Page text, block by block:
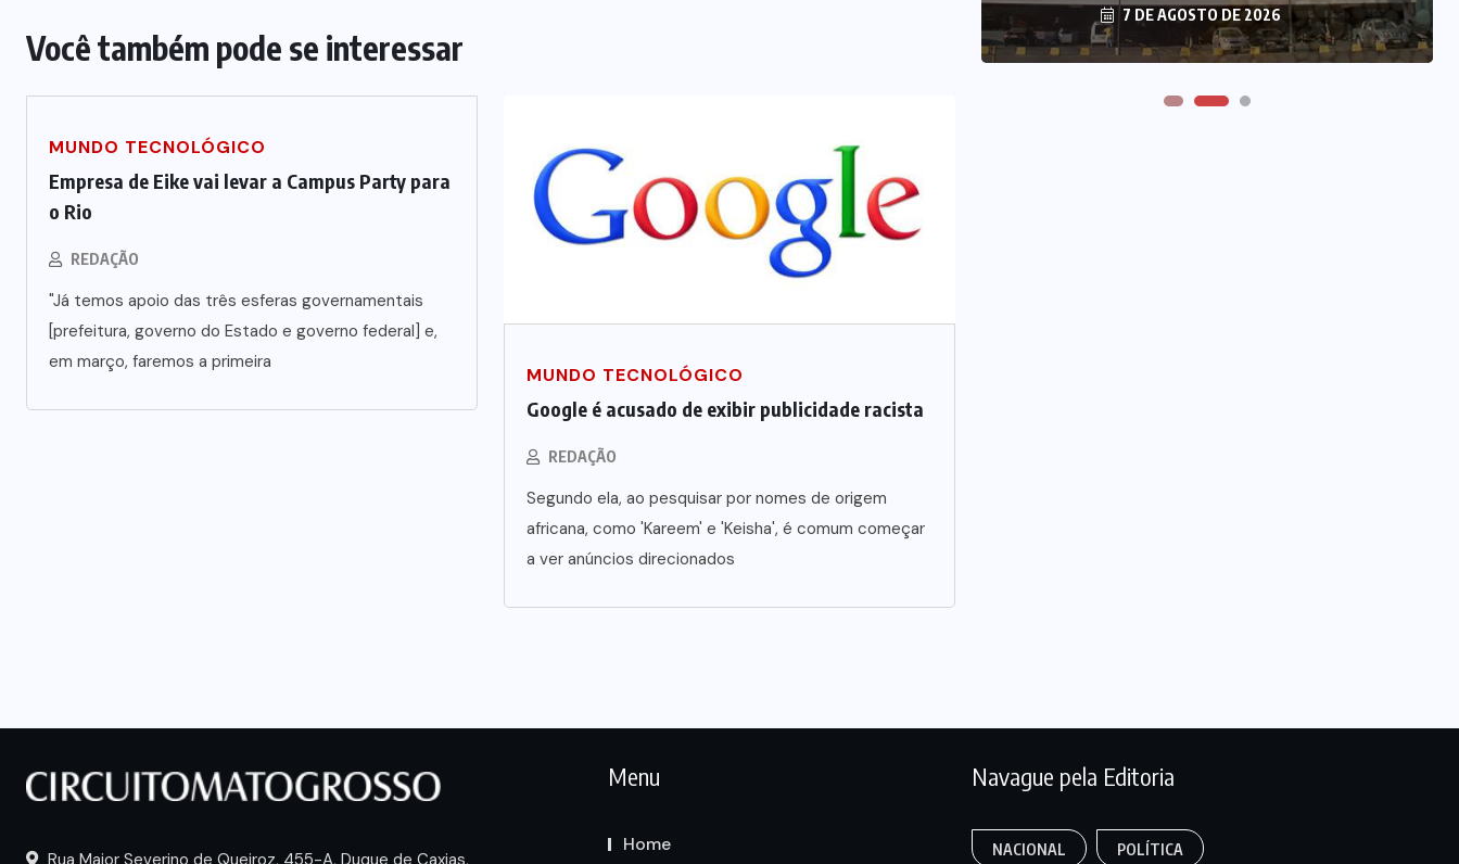
Você também pode se interessar
MUNDO TECNOLÓGICO
Empresa de Eike vai levar a Campus Party para
o Rio
REDAÇÃO
"Já temos apoio das três esferas governamentais
[prefeitura, governo do Estado e governo federal] e,
em março, faremos a primeira
MUNDO TECNOLÓGICO
Google é acusado de exibir publicidade racista
REDAÇÃO
Segundo ela, ao pesquisar por nomes de origem
africana, como 'Kareem' e 'Keisha', é comum começar
a ver anúncios direcionados
7 DE AGOSTO DE 2026
Menu
Home
Navague pela Editoria
NACIONAL POLÍTICA